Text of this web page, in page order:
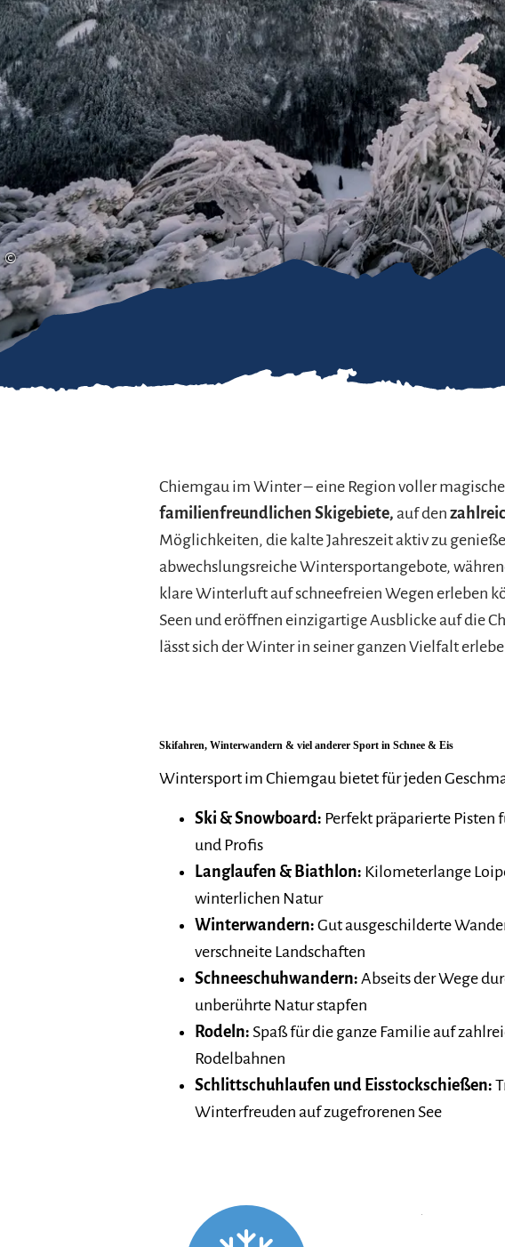
Gleitschirmfliegen &
Luftsport
Interaktive Vollbildkarte
Barrierefreiheit im
Chiemgau
Chiemgau
©
Chiemgau im Winter – eine Region voller
familienfreundlichen Skigebiete, auf den
Möglichkeiten, die kalte Jahreszeit aktiv zu
abwechslungsreiche Wintersportangebote,
klare Winterluft auf schneefreien Wegen erleben
Seen und eröffnen einzigartige Ausblicke auf die
lässt sich der Winter in seiner ganzen Vielfalt
Skifahren, Winterwandern & viel anderer Sport in Schnee & Eis
Wintersport im Chiemgau bietet für jeden
Ski & Snowboard: Perfekt präparierte Pisten
und Profis
Langlaufen & Biathlon: Kilometerlange
winterlichen Natur
Winterwandern: Gut ausgeschilderte
verschneite Landschaften
Schneeschuhwandern: Abseits der Wege
unberührte Natur stapfen
Rodeln: Spaß für die ganze Familie auf
Rodelbahnen
Schlittschuhlaufen und Eisstockschießen:
Winterfreuden auf zugefrorenen See